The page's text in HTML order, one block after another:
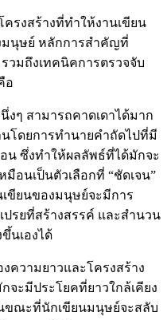
ครงสร้างที่ทำให้งานเขียน
มนุษย์ หลักการสำคัญที่
วมถึงเทคนิคการตรวจจับ
อ
ๆ สามารถคาดเดาได้มาก
โดยการทำนายคำถัดไปที่มี
น ซึ่งทำให้ผลลัพธ์ที่ได้มักจะ
อนเป็นตัวเลือกที่ “ชัดเจน”
ขียนของมนุษย์จะมีการ
ปรยที่สร้างสรรค์ และสำนวน
นเองได้
ความยาวและโครงสร้าง
จะมีประโยคที่ยาวใกล้เคียง
ขณะที่นักเขียนมนุษย์จะสลับ